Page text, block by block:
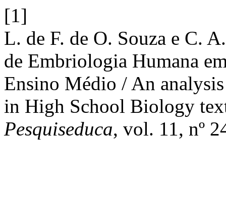
[1]
L. de F. de O. Souza e C.
de Embriologia Humana
Ensino Médio / An
in High School Biology
Pesquiseduca, vol. 11, nº